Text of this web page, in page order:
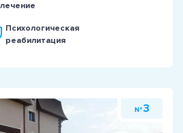
лечение
Психологическая
реабилитация
№ 3